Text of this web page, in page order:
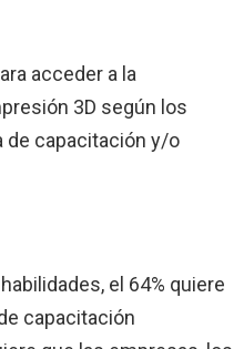
acceder a la
3D según los
de capacitación y/o
el 64% quiere
capacitación